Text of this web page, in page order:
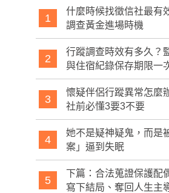
1
什麼時候找徵信社最有
調查黃金進場時機
2
行蹤調查時效有多久？
與住宿紀錄保存期限一
3
懷疑伴侶行蹤異常怎麼
社前必懂3要3不要
4
她不是疑神疑鬼，而是
案」逼到失眠
5
下篇：合法蒐證保護配
寫下結局、奪回人生主